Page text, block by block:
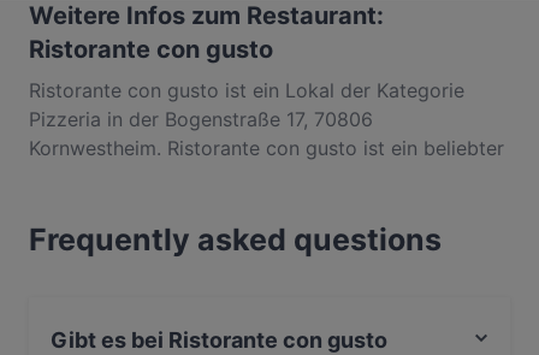
Weitere Infos zum Restaurant:
Ristorante con gusto
Ristorante con gusto ist ein Lokal der Kategorie
Pizzeria in der Bogenstraße 17, 70806
Kornwestheim. Ristorante con gusto ist ein beliebter
kompletten Feinschmeckererlebnis bist, entdecke
die Gerichte im Ristorante con gusto und erlebe
Frequently asked questions
Gibt es bei Ristorante con gusto